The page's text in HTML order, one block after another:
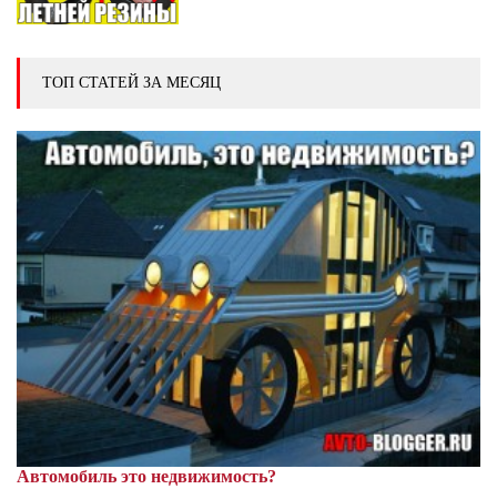
ТОП СТАТЕЙ ЗА МЕСЯЦ
Автомобиль это недвижимость?